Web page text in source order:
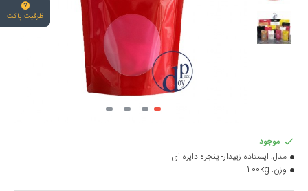
موجود
مدل: ایستاده زیپدار- پنجره دایره ای
وزن: 1.00kg
ظرفیت پاکت